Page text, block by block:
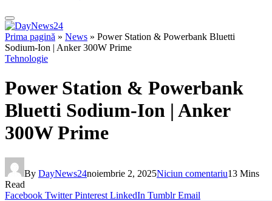
Prima pagină » News » Power Station & Powerbank Bluetti
Sodium‑Ion | Anker 300W Prime
Tehnologie
Power Station & Powerbank
Bluetti Sodium‑Ion | Anker
300W Prime
By DayNews24noiembrie 2, 2025Niciun comentariu13 Mins
Read
Facebook Twitter Pinterest LinkedIn Tumblr Email